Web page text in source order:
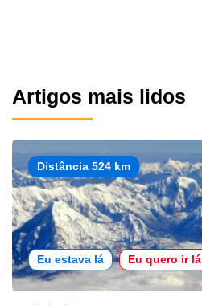
Artigos mais lidos
Distância 524 km
Eu estava lá Eu quero ir lá